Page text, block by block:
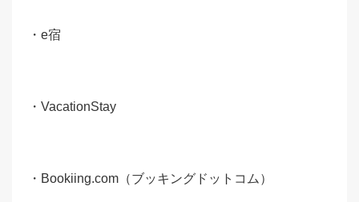
・e宿
・VacationStay
・Bookiing.com（ブッキングドットコム）